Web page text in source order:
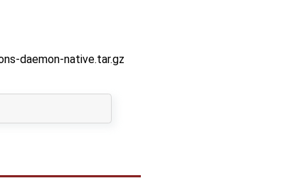
daemon-native.tar.gz